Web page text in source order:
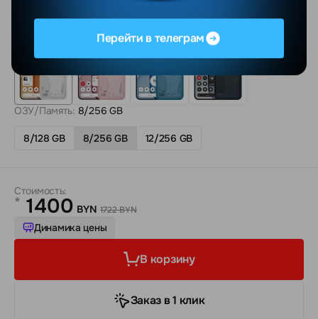
Цвет: Белый
ОЗУ/Память: 8/256 GB
8/128 GB 8/256 GB 12/256 GB
Стоимость:
* 1400 BYN 1722 BYN
Динамика цены
В корзину
Заказ в 1 клик
Перейти в телеграм